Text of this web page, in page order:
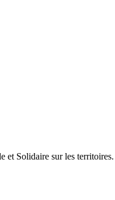
et Solidaire sur les